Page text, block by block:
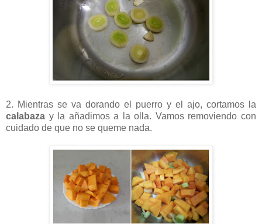
2. Mientras se va dorando el puerro y el ajo, cortamos la
calabaza y la añadimos a la olla. Vamos removiendo con
cuidado de que no se queme nada.